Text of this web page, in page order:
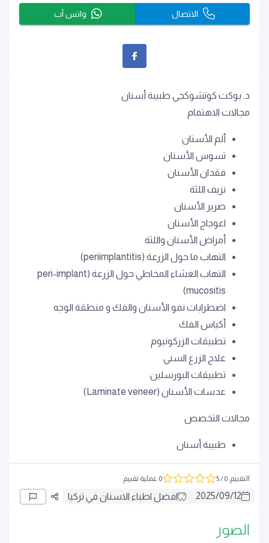
د. بوكت كوتشوكجي طبيبة أسنان
مجالات الاهتمام
ألم الأسنان
تسوس الأسنان
فقدان الأسنان
نزيف اللثة
صرير الأسنان
اعوجاج الأسنان
أمراض الأسنان واللثة
التهاب ما حول الزرعة (periimplantitis)
التهاب الغشاء المخاطي حول الزرعة (peri-implant
mucositis)
اضطرابات نمو الأسنان والفك و منطقة الوجه
أكياس الفك
تطبيقات الزركونيوم
علاج الزرع السني
تطبيقات البورسلين
عدسات الأسنان (Laminate veneer)
مجالات التخصص
طبيبة أسنان
التقييم:
0
/ 5 0 عملية تقييم
2025/09/12 افضل اطباء الاسنان في تركيا
الصور
الاتصال واتس آب